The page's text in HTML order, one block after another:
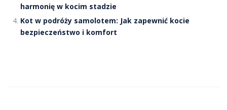
harmonię w kocim stadzie
Kot w podróży samolotem: Jak zapewnić kocie
bezpieczeństwo i komfort